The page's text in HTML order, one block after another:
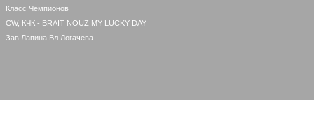
Класс Чемпионов
CW, КЧК - BRAIT NOUZ MY LUCKY DAY
Зав.Лапина Вл.Логачева